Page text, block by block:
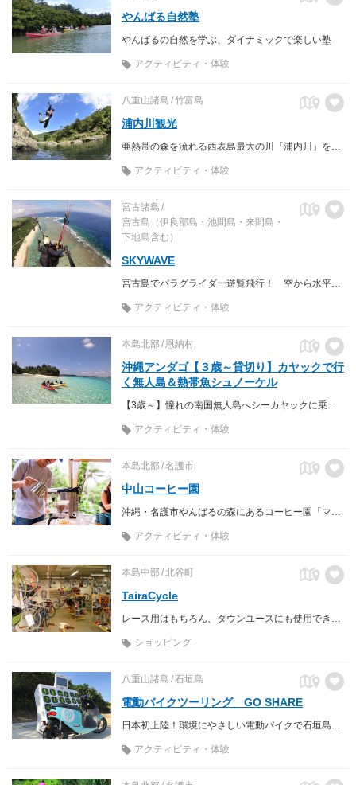
やんばる自然塾
やんばるの自然を学ぶ、ダイナミックで楽しい塾
アクティビティ・体験
八重山諸島 竹富島
浦内川観光
アクティビティ・体験
宮古諸島
宮古島（伊良部島・池間島・来間島・
下地島含む）
SKYWAVE
宮古島でパラグライダー遊覧飛行！ 空から水平線を望む大パノラマ！ 珊瑚礁が広がるビーチの上を空中散歩しよう！ この感動一生モノ‼
アクティビティ・体験
本島北部 恩納村
沖縄アンダゴ【３歳～貸切り】カヤックで行
く無人島＆熱帯魚シュノーケル
【3歳～】憧れの南国無人島へシーカヤックに乗って出発すれば、大冒険のはじまり！
アクティビティ・体験
本島北部 名護市
中山コーヒー園
アクティビティ・体験
本島中部 北谷町
TairaCycle
ショッピング
八重山諸島 石垣島
電動バイクツーリング GO SHARE
アクティビティ・体験